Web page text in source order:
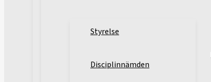
Styrelse
Disciplinnämden